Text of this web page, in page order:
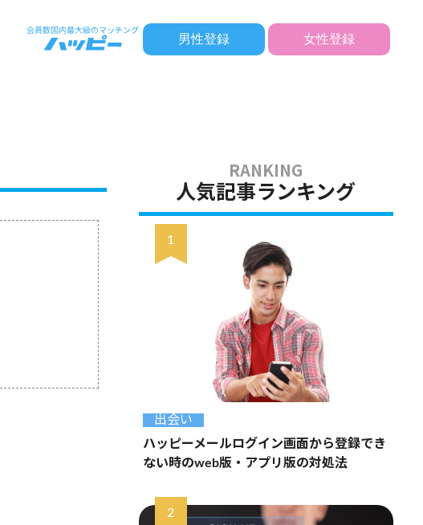
男性登録 女性登録
人気記事ランキング
出会い
ハッピーメールログイン画面から登録でき
ない時のweb版・アプリ版の対処法